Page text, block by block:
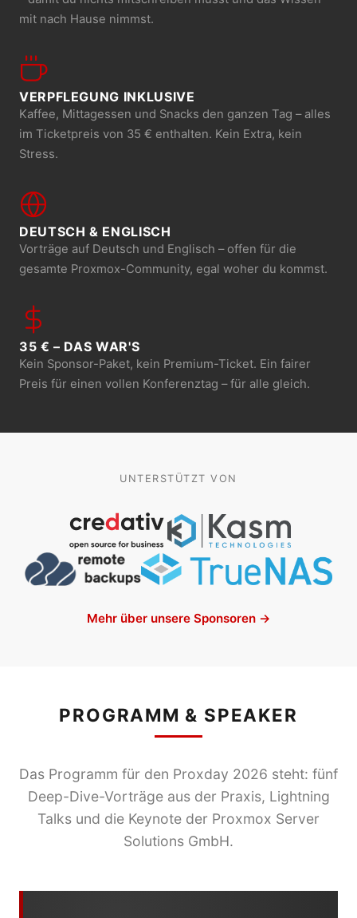
mit nach Hause nimmst.
VERPFLEGUNG INKLUSIVE
Kaffee, Mittagessen und Snacks den ganzen Tag – alles
im Ticketpreis von 35 € enthalten. Kein Extra, kein
Stress.
DEUTSCH & ENGLISCH
Vorträge auf Deutsch und Englisch – offen für die
gesamte Proxmox-Community, egal woher du kommst.
35 € – DAS WAR'S
Kein Sponsor-Paket, kein Premium-Ticket. Ein fairer
Preis für einen vollen Konferenztag – für alle gleich.
UNTERSTÜTZT VON
Mehr über unsere Sponsoren →
PROGRAMM & SPEAKER
Das Programm für den Proxday 2026 steht: fünf
Deep-Dive-Vorträge aus der Praxis, Lightning
Talks und die Keynote der Proxmox Server
Solutions GmbH.